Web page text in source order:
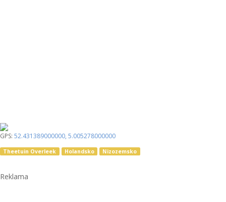
GPS: 52.431389000000, 5.005278000000
Theetuin Overleek Holandsko Nizozemsko
Reklama